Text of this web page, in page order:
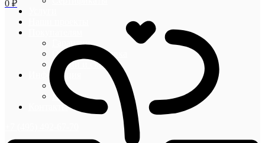
Гарантии
Оплата и доставка
Акции и скидки
Информация
Блог
Новости
Контакты
0 ₽